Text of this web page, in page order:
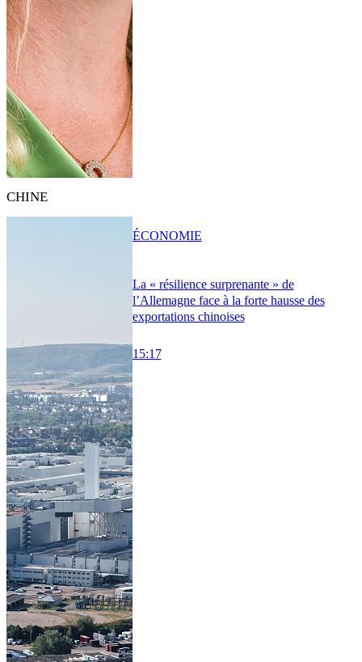
CHINE
La « résilience surprenante » de
l’Allemagne face à la forte hausse des
exportations chinoises
15:17
ÉCONOMIE